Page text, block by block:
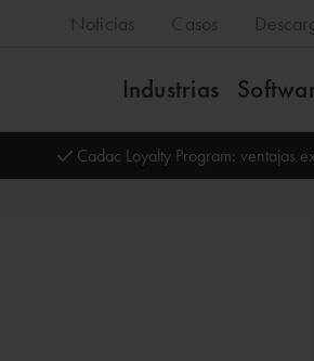
Noticias Casos
Industrias
Cadac Loyalty Program: ventajas